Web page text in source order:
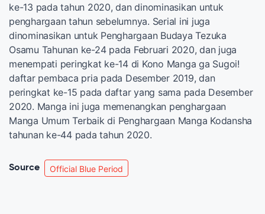
ke-13 pada tahun 2020, dan dinominasikan untuk
penghargaan tahun sebelumnya. Serial ini juga
dinominasikan untuk Penghargaan Budaya Tezuka
Osamu Tahunan ke-24 pada Februari 2020, dan juga
menempati peringkat ke-14 di Kono Manga ga Sugoi!
daftar pembaca pria pada Desember 2019, dan
peringkat ke-15 pada daftar yang sama pada Desember
2020. Manga ini juga memenangkan penghargaan
Manga Umum Terbaik di Penghargaan Manga Kodansha
tahunan ke-44 pada tahun 2020.
Source Official Blue Period